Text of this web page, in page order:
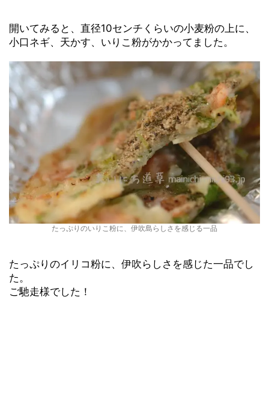
開いてみると、直径10センチくらいの小麦粉の上に、
小口ネギ、天かす、いりこ粉がかかってました。
たっぷりのいりこ粉に、伊吹島らしさを感じる一品
たっぷりのイリコ粉に、伊吹らしさを感じた一品でし
た。
ご馳走様でした！